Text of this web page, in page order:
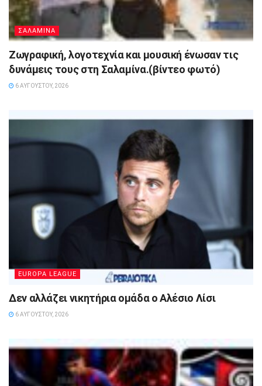
ΣΑΛΑΜΙΝΑ
Ζωγραφική, λογοτεχνία και μουσική ένωσαν τις
δυνάμεις τους στη Σαλαμίνα.(βίντεο φωτό)
6 ΑΥΓΟΎΣΤΟΥ, 2026
EUROPA LEAGUE
Δεν αλλάζει νικητήρια ομάδα ο Αλέσιο Λίσι
6 ΑΥΓΟΎΣΤΟΥ, 2026